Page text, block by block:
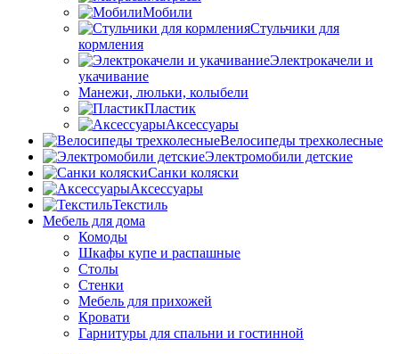
Мобили
Стульчики для
кормления
Электрокачели и
укачивание
Манежи, люльки, колыбели
Пластик
Аксессуары
Велосипеды трехколесные
Электромобили детские
Санки коляски
Аксессуары
Текстиль
Мебель для дома
Комоды
Шкафы купе и распашные
Столы
Стенки
Мебель для прихожей
Кровати
Гарнитуры для спальни и гостинной